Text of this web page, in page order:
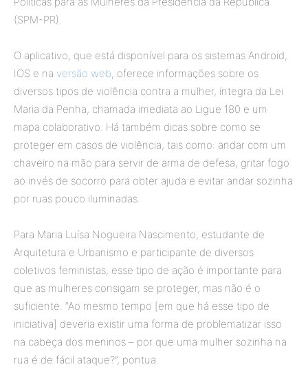
(SPM-PR).
O aplicativo, que está disponível para os sistemas Android,
IOS e na versão web, oferece informações sobre os
diversos tipos de violência contra a mulher, íntegra da Lei
Maria da Penha, chamada imediata ao Ligue 180 e um
mapa colaborativo. Há também dicas sobre como se
proteger em casos de violência, tais como: andar com um
chaveiro na mão para servir de arma de defesa, gritar fogo
ao invés de socorro para obter ajuda e evitar andar sozinha
por ruas pouco iluminadas.
Para Maria Luísa Nogueira Nascimento, estudante de
Arquitetura e Urbanismo e participante de diversos
coletivos feministas, esse tipo de ação é importante para
que as mulheres consigam se proteger, mas não é o
suficiente. “Ao mesmo tempo [em que há esse tipo de
iniciativa] deveria existir uma forma de problematizar isso
na cabeça dos meninos – por que uma mulher sozinha na
rua é de fácil ataque?”, pontua.